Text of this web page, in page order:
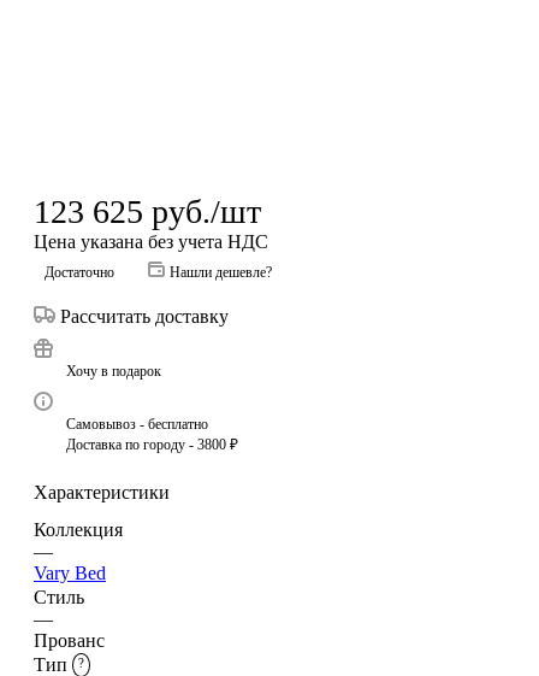
123 625 руб./шт
Цена указана без учета НДС
Достаточно Нашли дешевле?
Рассчитать доставку
Хочу в подарок
Самовывоз - бесплатно
Доставка по городу - 3800 ₽
Характеристики
Коллекция
—
Vary Bed
Стиль
—
Прованс
Тип
?